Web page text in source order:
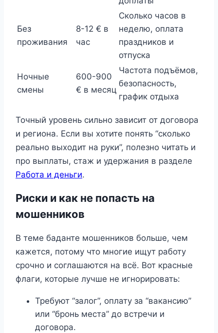
Без
проживания
8-12 € в
час
Сколько часов в
неделю, оплата
праздников и
отпуска
Ночные
смены
600-900
€ в месяц
Частота подъёмов,
безопасность,
график отдыха
Точный уровень сильно зависит от договора
и региона. Если вы хотите понять “сколько
реально выходит на руки”, полезно читать и
про выплаты, стаж и удержания в разделе
Работа и деньги.
Риски и как не попасть на
мошенников
В теме баданте мошенников больше, чем
кажется, потому что многие ищут работу
срочно и соглашаются на всё. Вот красные
флаги, которые лучше не игнорировать:
Требуют “залог”, оплату за “вакансию”
или “бронь места” до встречи и
договора.